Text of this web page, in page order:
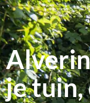
je tuin,